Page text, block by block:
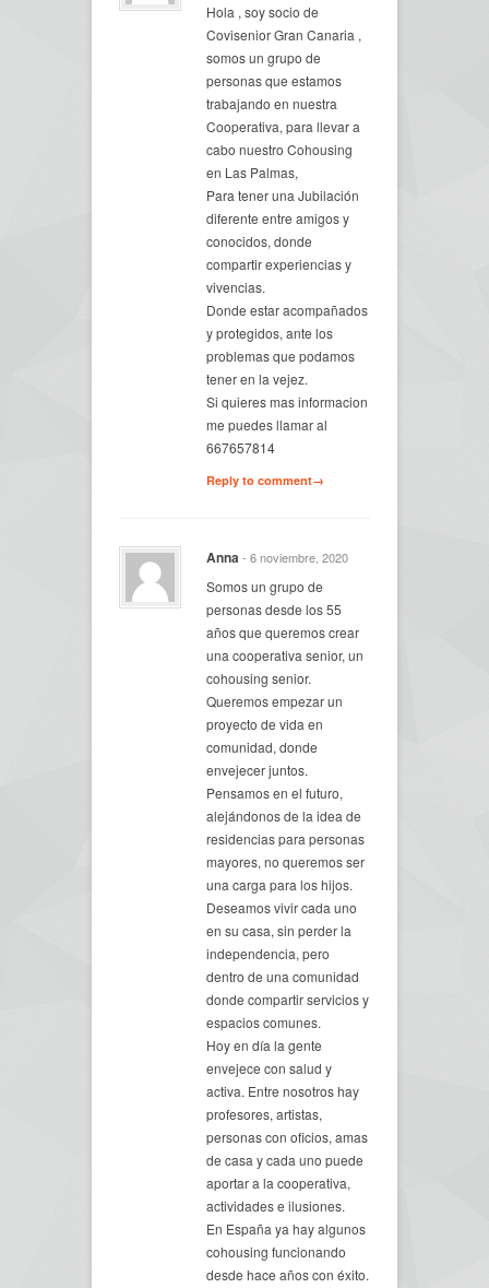
Hola , soy socio de
Covisenior Gran Canaria ,
somos un grupo de
personas que estamos
trabajando en nuestra
Cooperativa, para llevar a
cabo nuestro Cohousing
en Las Palmas,
Para tener una Jubilación
diferente entre amigos y
conocidos, donde
compartir experiencias y
vivencias.
Donde estar acompañados
y protegidos, ante los
problemas que podamos
tener en la vejez.
Si quieres mas informacion
me puedes llamar al
667657814
Reply to comment→
Anna- 6 noviembre, 2020
Somos un grupo de
personas desde los 55
años que queremos crear
una cooperativa senior, un
cohousing senior.
Queremos empezar un
proyecto de vida en
comunidad, donde
envejecer juntos.
Pensamos en el futuro,
alejándonos de la idea de
residencias para personas
mayores, no queremos ser
una carga para los hijos.
Deseamos vivir cada uno
en su casa, sin perder la
independencia, pero
dentro de una comunidad
donde compartir servicios y
espacios comunes.
Hoy en día la gente
envejece con salud y
activa. Entre nosotros hay
profesores, artistas,
personas con oficios, amas
de casa y cada uno puede
aportar a la cooperativa,
actividades e ilusiones.
En España ya hay algunos
cohousing funcionando
desde hace años con éxito.